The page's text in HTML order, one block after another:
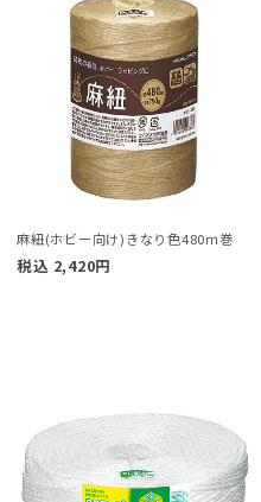
麻紐(ホビー向け)きなり色480ｍ巻
税込 2,420円